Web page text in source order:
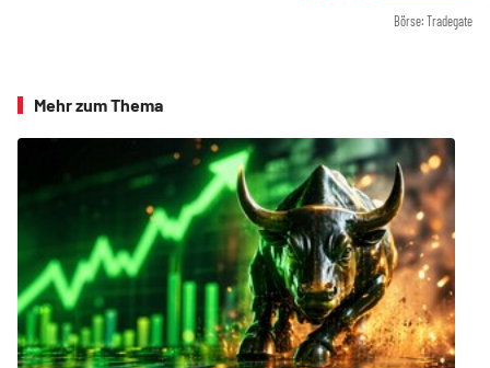
Börse: Tradegate
Mehr zum Thema